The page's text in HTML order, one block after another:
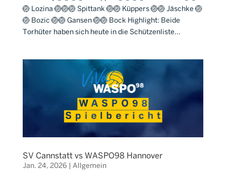
🏐 Lozina 🏐🏐🏐 Spittank 🏐🏐 Küppers 🏐🏐 Jäschke 🏐
🏐 Bozic 🏐🏐 Gansen 🏐🏐 Bock Highlight: Beide
Torhüter haben sich heute in die Schützenliste...
SV Cannstatt vs WASPO98 Hannover
Jan. 24, 2026 Allgemein